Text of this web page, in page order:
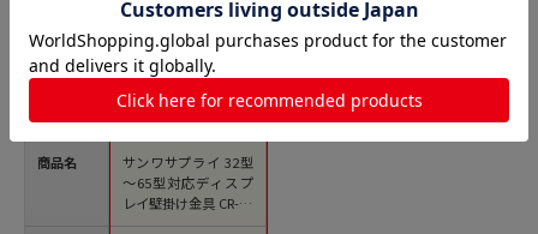
商品名
サンワサプライ 32型
～65型対応ディスプ
レイ壁掛け金具 CR-PL
KG10 1個（ご注文単